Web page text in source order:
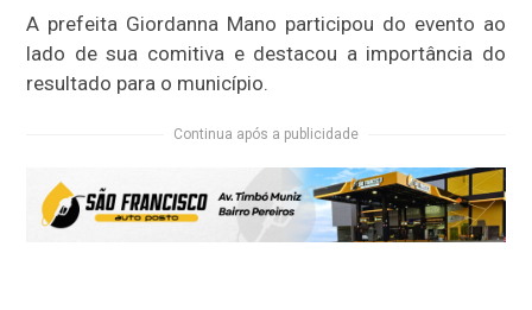
A prefeita Giordanna Mano participou do evento ao
lado de sua comitiva e destacou a importância do
resultado para o município.
Continua após a publicidade